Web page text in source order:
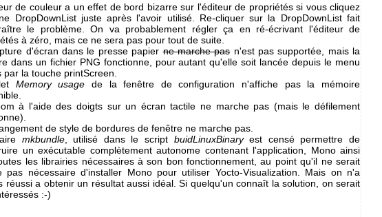
de couleur a un effet de bord bizarre sur l'éditeur de propriétés si vous cliquez
DropDownList juste après l'avoir utilisé. Re-cliquer sur la DropDownList fait
le problème. On va probablement régler ça en ré-écrivant l'éditeur de
à zéro, mais ce ne sera pas pour tout de suite.
d'écran dans le presse papierne marche pasn'est pas supportée, mais la
dans un fichier PNG fonctionne, pour autant qu'elle soit lancée depuis le menu
par la touche printScreen.
Memory usage de la fenêtre de configuration n'affiche pas la mémoire
à l'aide des doigts sur un écran tactile ne marche pas (mais le défilement
de style de bordures de fenêtre ne marche pas.
mkbundle, utilisé dans le script buidLinuxBinaryest censé permettre de
un exécutable complètement autonome contenant l'application, Mono ainsi
les librairies nécessaires à son bon fonctionnement, au point qu'il ne serait
pas nécessaire d'installer Mono pour utiliser Yocto-Visualization. Mais on n'a
réussi a obtenir un résultat aussi idéal. Si quelqu'un connaît la solution, on serait
:-)